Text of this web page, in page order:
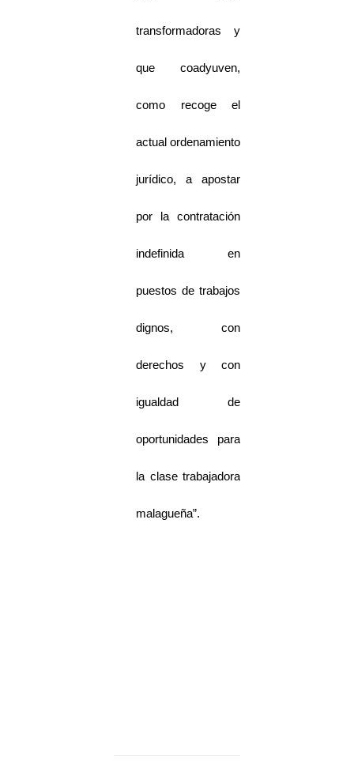
transformadoras y
que coadyuven,
como recoge el
actual ordenamiento
jurídico, a apostar
por la contratación
indefinida en
puestos de trabajos
dignos, con
derechos y con
igualdad de
oportunidades para
la clase trabajadora
malagueña”.